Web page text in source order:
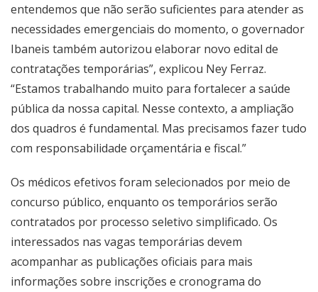
entendemos que não serão suficientes para atender as
necessidades emergenciais do momento, o governador
Ibaneis também autorizou elaborar novo edital de
contratações temporárias”, explicou Ney Ferraz.
“Estamos trabalhando muito para fortalecer a saúde
pública da nossa capital. Nesse contexto, a ampliação
dos quadros é fundamental. Mas precisamos fazer tudo
com responsabilidade orçamentária e fiscal.”
Os médicos efetivos foram selecionados por meio de
concurso público, enquanto os temporários serão
contratados por processo seletivo simplificado. Os
interessados nas vagas temporárias devem
acompanhar as publicações oficiais para mais
informações sobre inscrições e cronograma do